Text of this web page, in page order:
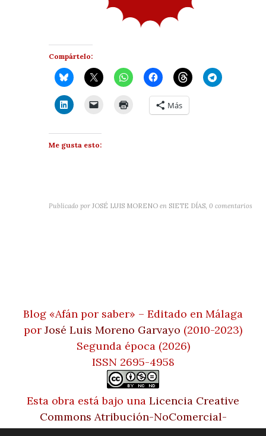
Compártelo:
Más
Me gusta esto:
Publicado por JOSÉ LUIS MORENO en SIETE DÍAS ,0 comentarios
Blog «Afán por saber» – Editado en Málaga
por José Luis Moreno Garvayo (2010-2023)
Segunda época (2026)
ISSN 2695-4958
Esta obra está bajo una Licencia Creative
Commons Atribución-NoComercial-
SinDerivadas 4.0 Internacional